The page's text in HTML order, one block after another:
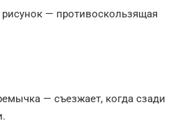
— противоскользящая
— съезжает, когда сзади